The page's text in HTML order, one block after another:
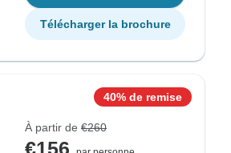
Télécharger la brochure
40% de remise
À partir de €260
€156